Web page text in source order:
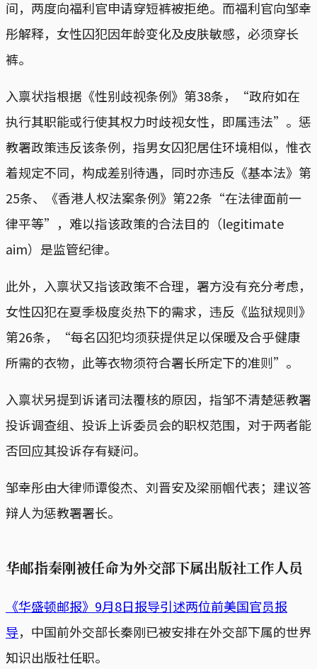
间，两度向福利官申请穿短裤被拒绝。而福利官向邹幸
彤解释，女性囚犯因年龄变化及皮肤敏感，必须穿长
裤。
入禀状指根据《性别歧视条例》第38条，“政府如在
执行其职能或行使其权力时歧视女性，即属违法”。惩
教署政策违反该条例，指男女囚犯居住环境相似，惟衣
着规定不同，构成差别待遇，同时亦违反《基本法》第
25条、《香港人权法案条例》第22条“在法律面前一
律平等”，难以指该政策的合法目的（legitimate
aim）是监管纪律。
此外，入禀状又指该政策不合理，署方没有充分考虑，
女性囚犯在夏季极度炎热下的需求，违反《监狱规则》
第26条，“每名囚犯均须获提供足以保暖及合乎健康
所需的衣物，此等衣物须符合署长所定下的准则”。
入禀状另提到诉诸司法覆核的原因，指邹不清楚惩教署
投诉调查组、投诉上诉委员会的职权范围，对于两者能
否回应其投诉存有疑问。
邹幸彤由大律师谭俊杰、刘晋安及梁丽帼代表；建议答
辩人为惩教署署长。
华邮指秦刚被任命为外交部下属出版社工作人员
《华盛顿邮报》9月8日报导引述两位前美国官员报
导，中国前外交部长秦刚已被安排在外交部下属的世界
知识出版社任职。